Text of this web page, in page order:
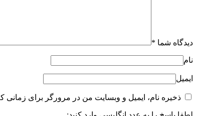
دیدگاه شما *
نام
ایمیل
ذخیره نام، ایمیل و وبسایت من در مرورگر برای زمانی